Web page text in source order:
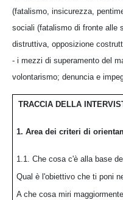
(fatalismo, insicurezza,
sociali (fatalismo di fronte alle
distruttiva, opposizione
- i mezzi di superamento del
volontarismo; denuncia e
TRACCIA DELLA
1. Area dei criteri di
1.1. Che cosa c'è alla base
Qual è l'obiettivo che ti poni
A che cosa miri